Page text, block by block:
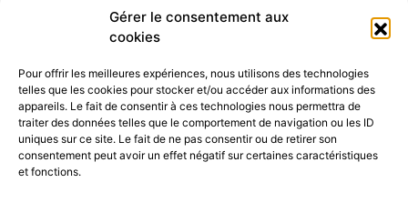
Gérer le consentement aux
cookies
Pour offrir les meilleures expériences, nous utilisons des technologies
telles que les cookies pour stocker et/ou accéder aux informations des
appareils. Le fait de consentir à ces technologies nous permettra de
traiter des données telles que le comportement de navigation ou les ID
uniques sur ce site. Le fait de ne pas consentir ou de retirer son
consentement peut avoir un effet négatif sur certaines caractéristiques
et fonctions.
52K 15K